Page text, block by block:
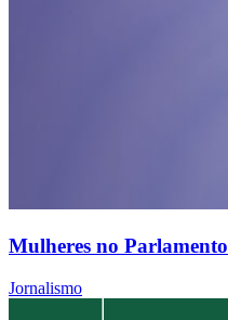
Mulheres no Parlamento
Jornalismo